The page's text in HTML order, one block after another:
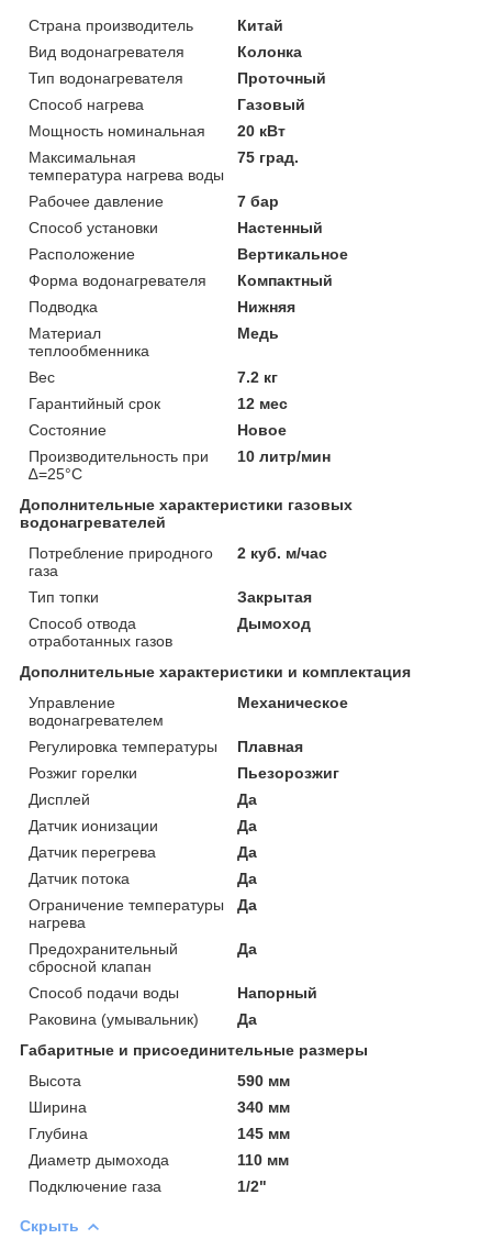
Страна производитель
Китай
Вид водонагревателя
Колонка
Тип водонагревателя
Проточный
Способ нагрева
Газовый
Мощность номинальная
20 кВт
Максимальная
температура нагрева воды
75 град.
Рабочее давление
7 бар
Способ установки
Настенный
Расположение
Вертикальное
Форма водонагревателя
Компактный
Подводка
Нижняя
Материал
теплообменника
Медь
Вес
7.2 кг
Гарантийный срок
12 мес
Состояние
Новое
Производительность при
∆=25°С
10 литр/мин
Дополнительные характеристики газовых
водонагревателей
Потребление природного
газа
2 куб. м/час
Тип топки
Закрытая
Способ отвода
отработанных газов
Дымоход
Дополнительные характеристики и комплектация
Управление
водонагревателем
Механическое
Регулировка температуры
Плавная
Розжиг горелки
Пьезорозжиг
Дисплей
Да
Датчик ионизации
Да
Датчик перегрева
Да
Датчик потока
Да
Ограничение температуры
нагрева
Да
Предохранительный
сбросной клапан
Да
Способ подачи воды
Напорный
Раковина (умывальник)
Да
Габаритные и присоединительные размеры
Высота
590 мм
Ширина
340 мм
Глубина
145 мм
Диаметр дымохода
110 мм
Подключение газа
1/2"
Скрыть